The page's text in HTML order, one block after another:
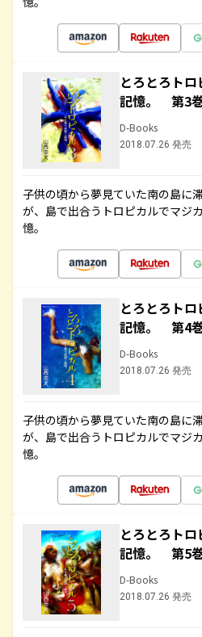
とろとろト
記憶。 第3
D-Books
2018.07.26 発売
子供の頃から夢見ていた南の島に
が、島で出合うトロピカルでマジ
憶。
とろとろト
記憶。 第4
D-Books
2018.07.26 発売
子供の頃から夢見ていた南の島に
が、島で出合うトロピカルでマジ
憶。
とろとろト
記憶。 第5
D-Books
2018.07.26 発売